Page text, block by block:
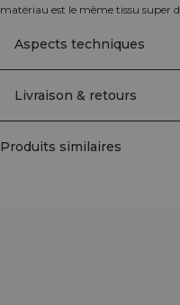
matériau est le même tissu super
bas peut être coupé pour vous
d'arrêt dans la couture latérale.
Logo ICIW à l'arrière. Longueur
Coupe droite. Entrejambe 83 cm
Aspects techniques
Livraison & retours
Produits similaires